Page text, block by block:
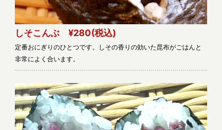
しそこんぶ ¥280(税込)
定番おにぎりのひとつです。しその香りの効いた昆布がごはんと
非常によく合います。